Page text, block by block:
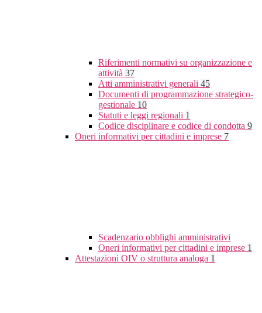
Riferimenti normativi su organizzazione e
attività 37
Atti amministrativi generali 45
Documenti di programmazione strategico-
gestionale 10
Statuti e leggi regionali 1
Codice disciplinare e codice di condotta 9
Oneri informativi per cittadini e imprese 7
Scadenzario obblighi amministrativi
Oneri informativi per cittadini e imprese 1
Attestazioni OIV o struttura analoga 1